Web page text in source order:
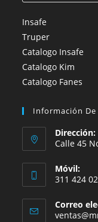
Insafe
Truper
Catalogo Insafe
Catalogo Kim
Catalogo Fanes
Información
Dirección:
Calle 45
Móvil:
311 424
Correo